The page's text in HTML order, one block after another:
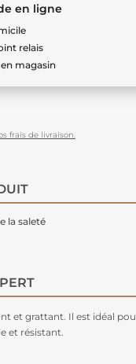
en ligne
relais
magasin
frais de livraison.
la saleté
et grattant. Il est idéal
et résistant.